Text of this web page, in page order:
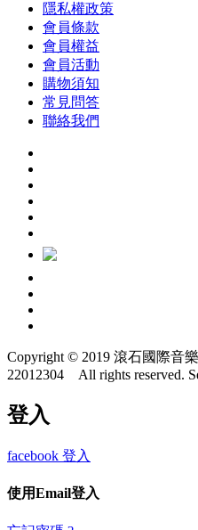
隱私權政策
會員條款
會員權益
會員活動
購物須知
常見問答
聯絡我們
Copyright © 2019 滾石國際音
22012304 All rights reserved.
登入
facebook 登入
使用Email登入